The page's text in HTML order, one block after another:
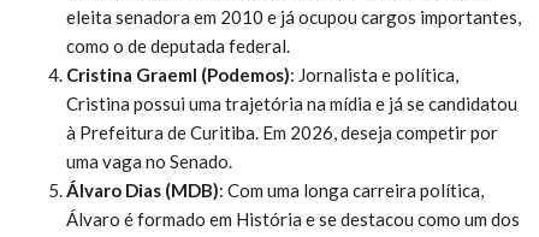
eleita senadora em 2010 e já ocupou cargos importantes,
como o de deputada federal.
Cristina Graeml (Podemos): Jornalista e política,
Cristina possui uma trajetória na mídia e já se candidatou
à Prefeitura de Curitiba. Em 2026, deseja competir por
uma vaga no Senado.
Álvaro Dias (MDB): Com uma longa carreira política,
Álvaro é formado em História e se destacou como um dos